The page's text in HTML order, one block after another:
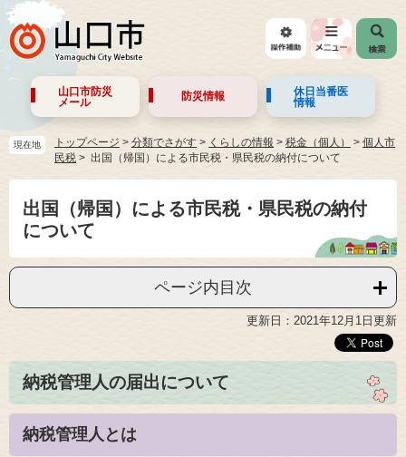
山口市防災
メール
防災情報
休日当番医
情報
現在地 トップページ > 分類でさがす > くらしの情報 > 税金（個人） > 個人市
民税
出国（帰国）による市民税・県民税の納付について
出国（帰国）による市民税・県民税の納付
について
ページ内目次
更新日：2021年12月1日更新
納税管理人の届出について
納税管理人とは